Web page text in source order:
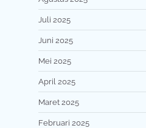
Juli 2025
Juni 2025
Mei 2025
April 2025
Maret 2025
Februari 2025